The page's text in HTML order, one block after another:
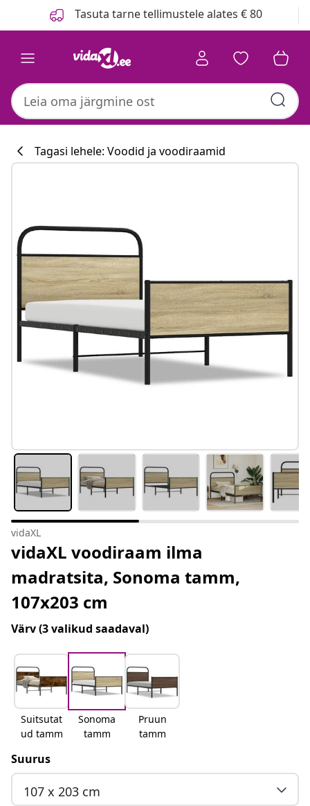
Tasuta tarne tellimustele alates € 80
#sharemevidaxl
Tagasi lehele: Voodid ja voodiraamid
vidaXL
vidaXL voodiraam ilma
madratsita, Sonoma tamm,
107x203 cm
Värv(3 valikud saadaval)
Suitsutat
ud tamm
Sonoma
tamm
Pruun
tamm
Suurus
107 x 203 cm